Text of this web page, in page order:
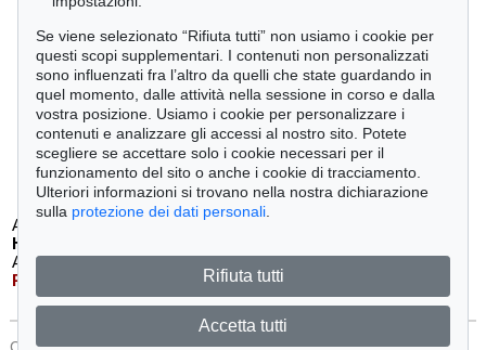
Auction 610 - Lot 426000297
JOHANN WOLFGANG VON GOETHE
Eigenhändiges Schriftstück, 1796
Stima:€ 3,000
Auction 549 - Lot 45
H. KLEIST
Amphitryon, 1807
Risultato:
Auction 556 - Lot 53
Familie Schroffenstein, 1803
Risultato:€ 7,500
Se viene selezionato “Rifiuta tutti” non usiamo i cookie per
questi scopi supplementari. I contenuti non personalizzati
sono influenzati fra l’altro da quelli che state guardando in
quel momento, dalle attività nella sessione in corso e dalla
vostra posizione. Usiamo i cookie per personalizzare i
contenuti e analizzare gli accessi al nostro sito. Potete
scegliere se accettare solo i cookie necessari per il
funzionamento del sito o anche i cookie di tracciamento.
Ulteriori informazioni si trovano nella nostra dichiarazione
sulla protezione dei dati personali
Rifiuta tutti
Accetta tutti